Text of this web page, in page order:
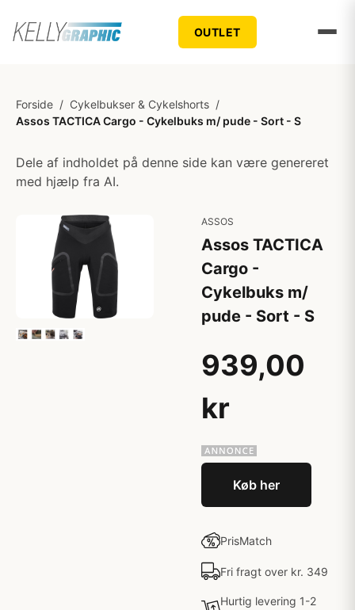
OUTLET
Forside / Cykelbukser & Cykelshorts /
Assos TACTICA Cargo - Cykelbuks m/ pude - Sort - S
Dele af indholdet på denne side kan være genereret
med hjælp fra AI.
ASSOS
Assos TACTICA
Cargo -
Cykelbuks m/
pude - Sort - S
939,00
kr
Køb her
PrisMatch
Fri fragt over kr. 349
Hurtig levering 1-2